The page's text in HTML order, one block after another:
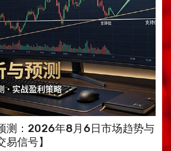
测：2026年8月6日市场趋势与
信号】